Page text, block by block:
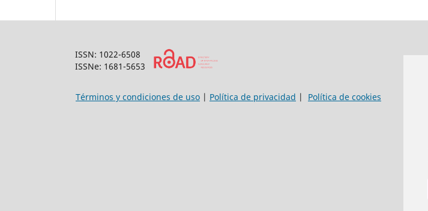
ISSN: 1022-6508
ISSNe: 1681-5653
Términos y condiciones de uso | Política de privacidad | Política de cookies